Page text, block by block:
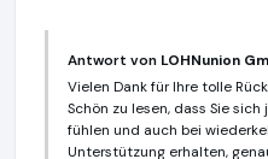
Antwort von LOHNunion
Vielen Dank für Ihre tolle
Schön zu lesen, dass Sie
fühlen und auch bei
Unterstützung erhalten,